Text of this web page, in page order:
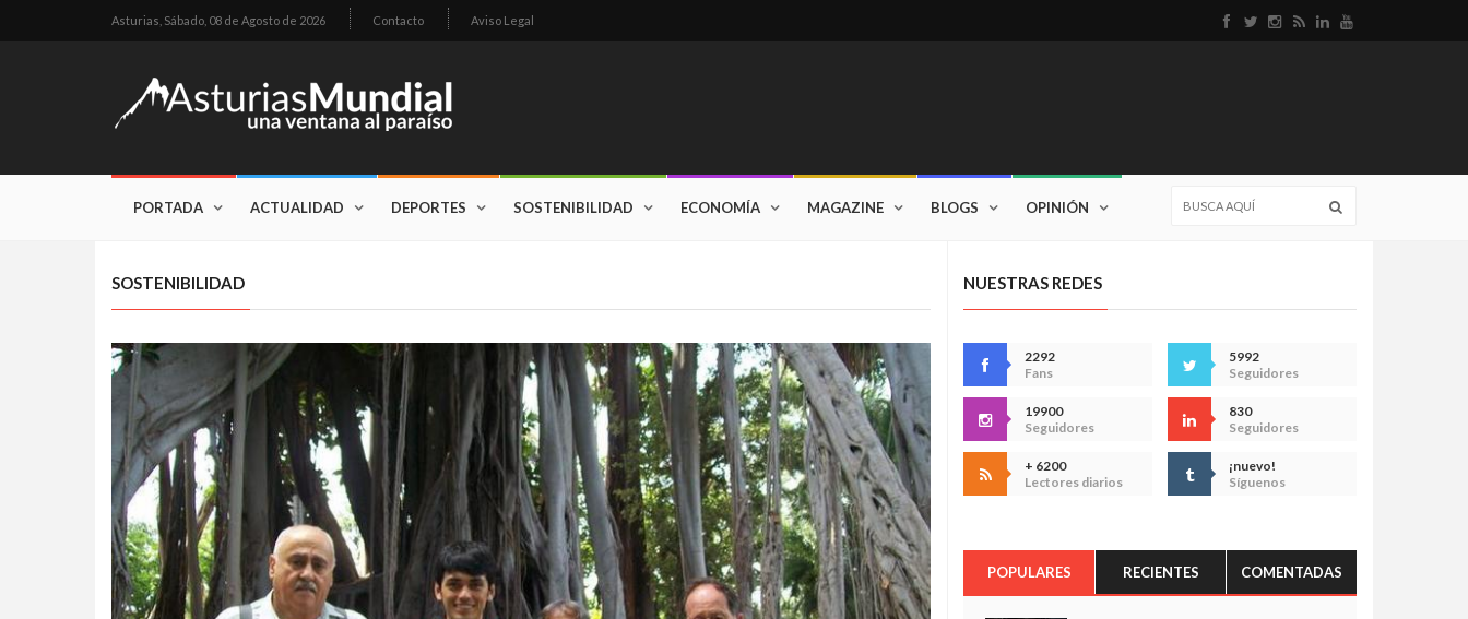
Asturias, Sábado, 08 de Agosto de 2026 Contacto Aviso Legal
PORTADA ACTUALIDAD DEPORTES SOSTENIBILIDAD ECONOMÍA MAGAZINE BLOGS OPINIÓN
SOSTENIBILIDAD NUESTRAS REDES
2292
Fans
5992
Seguidores
19900
Seguidores
830
Seguidores
+ 6200
Lectores diarios
¡nuevo!
Síguenos
POPULARES RECIENTES COMENTADAS